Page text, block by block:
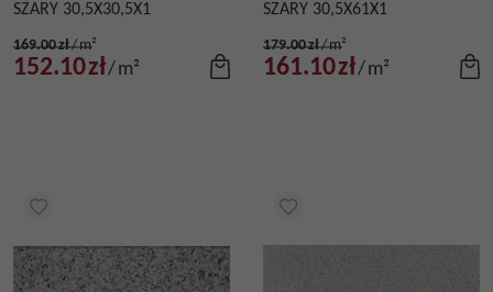
SZARY 30,5X30,5X1
169.00zł/m²
152.10zł/m²
SZARY 30,5X61X1
179.00zł/m²
161.10zł/m²